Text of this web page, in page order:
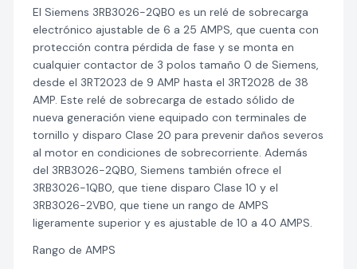
El Siemens 3RB3026-2QB0 es un relé de sobrecarga
electrónico ajustable de 6 a 25 AMPS, que cuenta con
protección contra pérdida de fase y se monta en
cualquier contactor de 3 polos tamaño 0 de Siemens,
desde el 3RT2023 de 9 AMP hasta el 3RT2028 de 38
AMP. Este relé de sobrecarga de estado sólido de
nueva generación viene equipado con terminales de
tornillo y disparo Clase 20 para prevenir daños severos
al motor en condiciones de sobrecorriente. Además
del 3RB3026-2QB0, Siemens también ofrece el
3RB3026-1QB0, que tiene disparo Clase 10 y el
3RB3026-2VB0, que tiene un rango de AMPS
ligeramente superior y es ajustable de 10 a 40 AMPS.
Rango de AMPS